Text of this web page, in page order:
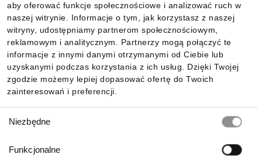
aby oferować funkcje społecznościowe i analizować ruch w
naszej witrynie. Informacje o tym, jak korzystasz z naszej
witryny, udostępniamy partnerom społecznościowym,
reklamowym i analitycznym. Partnerzy mogą połączyć te
informacje z innymi danymi otrzymanymi od Ciebie lub
uzyskanymi podczas korzystania z ich usług. Dzięki Twojej
zgodzie możemy lepiej dopasować ofertę do Twoich
zainteresowań i preferencji.
zgody
Niezbędne
Funkcjonalne
Informacje
Pobierz naszą aplikację mobilną: